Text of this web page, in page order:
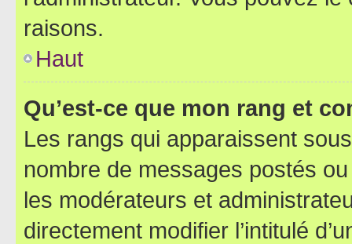
raisons.
Haut
Qu’est-ce que mon rang et
Les rangs qui apparaissent
nombre de messages postés
les modérateurs et
directement modifier l’intitulé